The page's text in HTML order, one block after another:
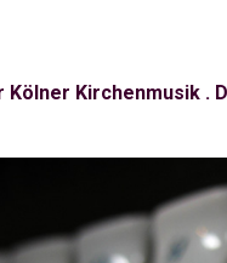
Kirchenmusik .